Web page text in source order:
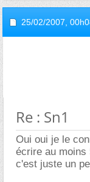
25/02/2007,
Re : Sn1
Oui oui je le
écrire au
c'est juste un